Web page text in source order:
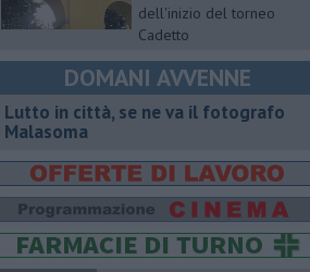
dell'inizio del torneo
Cadetto
DOMANI AVVENNE
Lutto in città, se ne va il fotografo
Malasoma